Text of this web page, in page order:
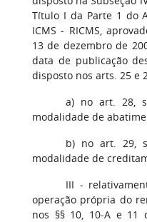
Título I da Parte 1 do
ICMS - RICMS,
13 de dezembro de
data de publicação
disposto nos arts. 25 e
a) no art. 28,
modalidade de
b) no art. 29,
modalidade de
III -
operação própria do
nos §§ 10, 10-A e 11